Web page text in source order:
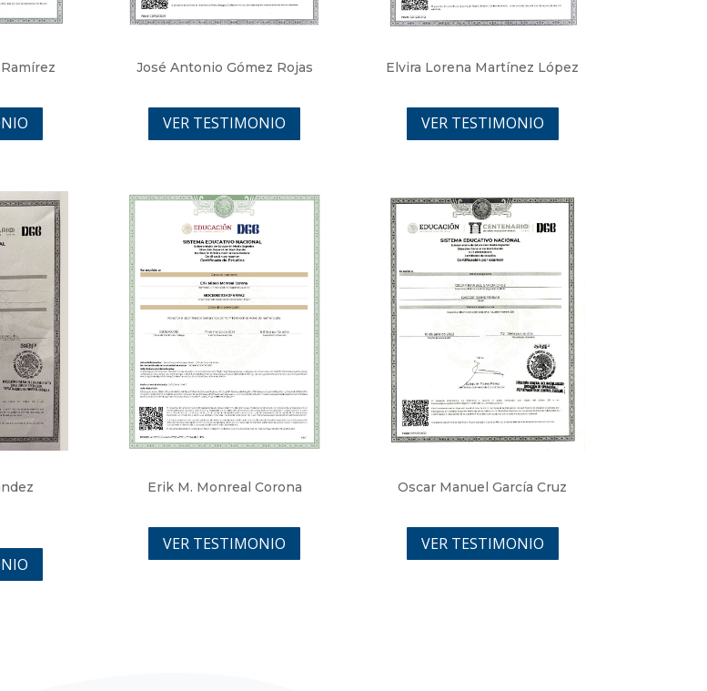
José Antonio Gómez Rojas
VER TESTIMONIO
Elvira Lorena Martínez López
VER TESTIMONIO
Erik M. Monreal Corona
VER TESTIMONIO
Oscar Manuel García Cruz
VER TESTIMONIO